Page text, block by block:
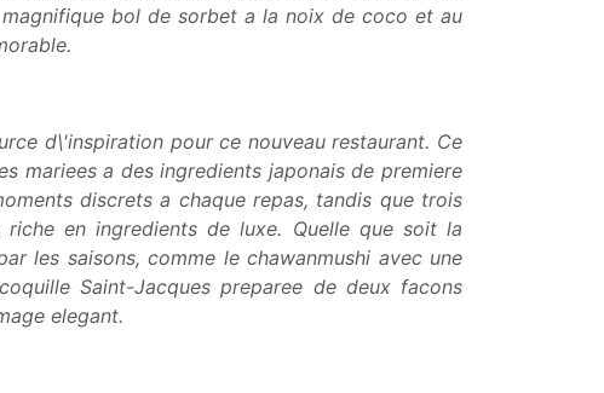
bol de sorbet a la noix de coco et au
d\'inspiration pour ce nouveau restaurant. Ce
mariees a des ingredients japonais de premiere
discrets a chaque repas, tandis que trois
en ingredients de luxe. Quelle que soit la
les saisons, comme le chawanmushi avec une
Saint-Jacques preparee de deux facons
elegant.